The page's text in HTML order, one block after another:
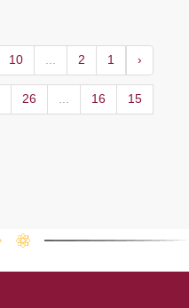
‹
1
2
...
10
15
16
...
26